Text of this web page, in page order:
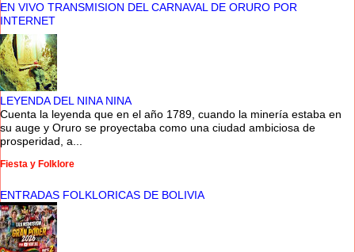
EN VIVO TRANSMISION DEL CARNAVAL DE ORURO POR
INTERNET
LEYENDA DEL NINA NINA
Cuenta la leyenda que en el año 1789, cuando la minería estaba en
su auge y Oruro se proyectaba como una ciudad ambiciosa de
prosperidad, a...
Fiesta y Folklore
ENTRADAS FOLKLORICAS DE BOLIVIA